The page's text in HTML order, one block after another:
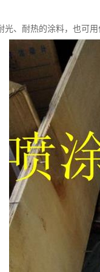
光、耐热的涂料，也可